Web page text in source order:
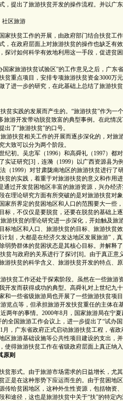
，提出了旅游扶贫开发的操作流程。并以广
社区旅游
家扶贫工作的开展，由政府部门结合扶贫工
，在政府层面上对旅游扶贫的操作也缺乏有
探讨如何科学有效地利用这一手段，促进贫
旅游扶贫试验区”的工作意见之后，广东
贫重点项目，安排专项旅游扶贫资金3000万
了进一步的研究，在此基础上总结了旅游扶
实践的发展而产生的。“旅游扶贫”作为一
旅游开发带动脱贫致富的典型事例。在此情
了“旅游扶贫”的口号。
扶贫相关工作的开展而逐步深化的，对旅
大致可以分为两个阶段。
纪初。吴忠军（1996）和高舜礼（1997）
实证研究[3]，连漪（1999）以广西资源县为
（1999）对甘肃陇南地区的旅游扶贫进行
贫的实践，着重于对旅游扶贫的意义和作用
通过开发贫困地区丰富的旅游资源，兴办经
在理论研究方面有所突破的是对旅游扶贫对
家所界定的贫困地区和人口的范围要大一些
标，不仅仅是要脱贫，还要在脱贫的基础上
扶贫的理论研究进一步深化，开始触及旅
标地区和人口、旅游扶贫的目标、旅游扶贫
划，大都是在经济欠发达地区发展旅游”，
弱势群体的贫困状态是其核心目标。并解释
贫与政府的关系进行了探讨[8]。由于真正
游扶贫的科学含义、旅游扶贫开发的特点、
贫工作还处于探索阶段。虽然在一些旅游
开发而获得成功的典型。高舜礼对上世纪九
和一些省级旅游局也开展了一些旅游扶贫项
览点等，但承担旅游开发扶贫重任的主体在
年的事情。2000年8月，国家旅游局在宁
全国旅游工作会议上，进一步提出了“试办
，广东省政府正式启动旅游扶贫工程，省
区旅游基础设施等公共性项目建设的支出，
使得旅游扶贫工作在省级政府层面上真正纳
原则
形式。由于旅游市场需求的日益增长，尤
正是在这种形势下应运而生的。由于贫困地
传给贫困地区，这种外生性资源，包括物资
和途径，这也是旅游扶贫中关于“扶”的特定